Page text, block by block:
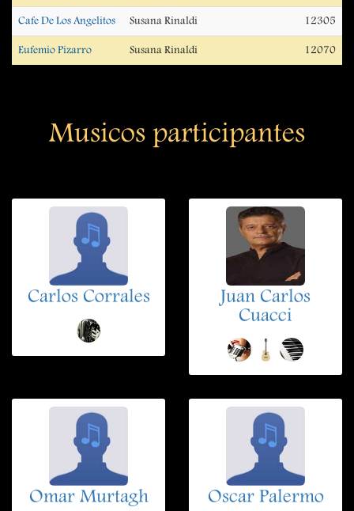
Cafe De Los Angelitos Susana Rinaldi 12305
Eufemio Pizarro Susana Rinaldi 12070
Musicos participantes
Carlos Corrales
Juan Carlos
Cuacci
Omar Murtagh Oscar Palermo